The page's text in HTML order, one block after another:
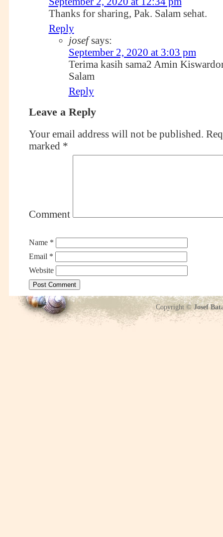
Thanks for sharing, Pak. Salam sehat.
Reply
josef says:
September 2, 2020 at 3:03 pm
Terima kasih sama2 Amin
Salam
Reply
Leave a Reply
Your email address will not be published.
marked *
Comment
Name *
Email *
Website
Copyright ©Josef